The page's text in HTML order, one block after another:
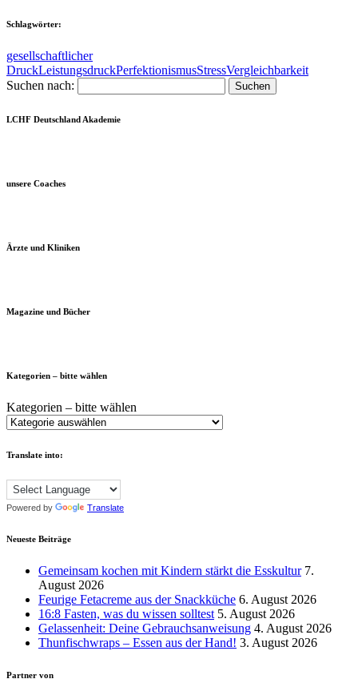
Schlagwörter:
gesellschaftlicher
DruckLeistungsdruckPerfektionismusStressVergleichbarkeit
Suchen nach:
LCHF Deutschland Akademie
unsere Coaches
Ärzte und Kliniken
Magazine und Bücher
Kategorien – bitte wählen
Kategorien – bitte wählen
Translate into:
Powered by Translate
Neueste Beiträge
Gemeinsam kochen mit Kindern stärkt die Esskultur 7.
August 2026
Feurige Fetacreme aus der Snackküche 6. August 2026
16:8 Fasten, was du wissen solltest 5. August 2026
Gelassenheit: Deine Gebrauchsanweisung 4. August 2026
Thunfischwraps – Essen aus der Hand! 3. August 2026
Partner von